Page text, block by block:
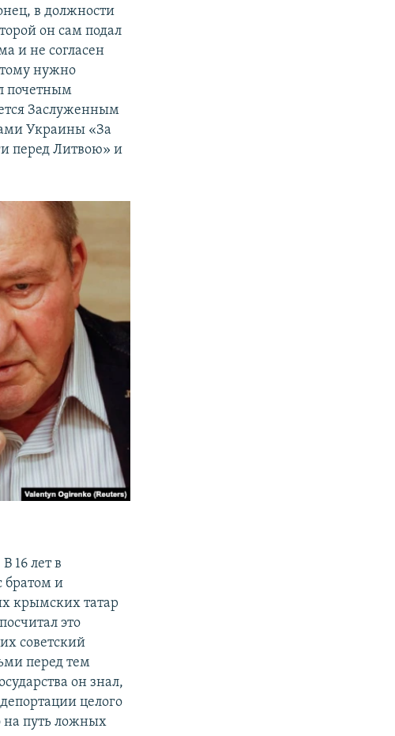
в должности
он сам подал
и не согласен
нужно
почетным
Заслуженным
Украины «За
перед Литвою» и
16 лет в
братом и
крымских татар
это
советский
перед тем
он знал,
целого
на путь ложных